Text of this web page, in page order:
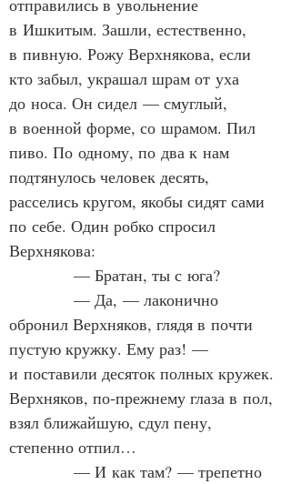
отправились в увольнение
в Ишкитым. Зашли, естественно,
в пивную. Рожу Верхнякова, если
кто забыл, украшал шрам от уха
до носа. Он сидел — смуглый,
в военной форме, со шрамом. Пил
пиво. По одному, по два к нам
подтянулось человек десять,
расселись кругом, якобы сидят сами
по себе. Один робко спросил
Верхнякова:
— Братан, ты с юга?
— Да, — лаконично
обронил Верхняков, глядя в почти
пустую кружку. Ему раз! —
и поставили десяток полных кружек.
Верхняков, по‑прежнему глаза в пол,
взял ближайшую, сдул пену,
степенно отпил…
— И как там? — трепетно